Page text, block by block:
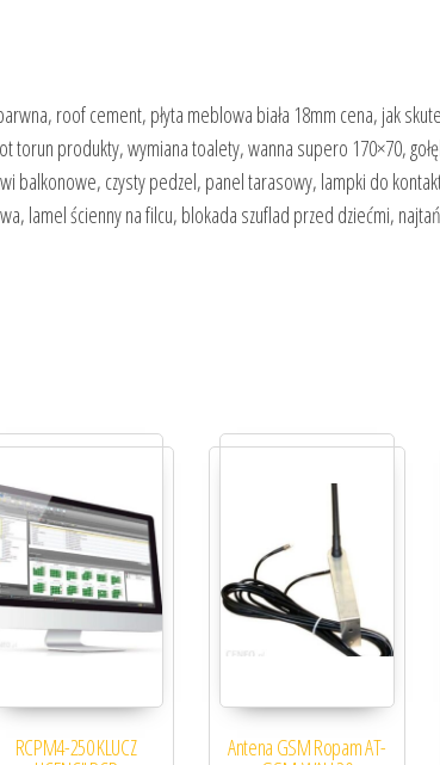
roof cement, płyta meblowa biała 18mm cena, jak
torun produkty, wymiana toalety, wanna supero 170×70,
balkonowe, czysty pedzel, panel tarasowy, lampki do
lamel ścienny na filcu, blokada szuflad przed dziećmi,
RCPM4-250 KLUCZ Antena GSM Ropam AT-